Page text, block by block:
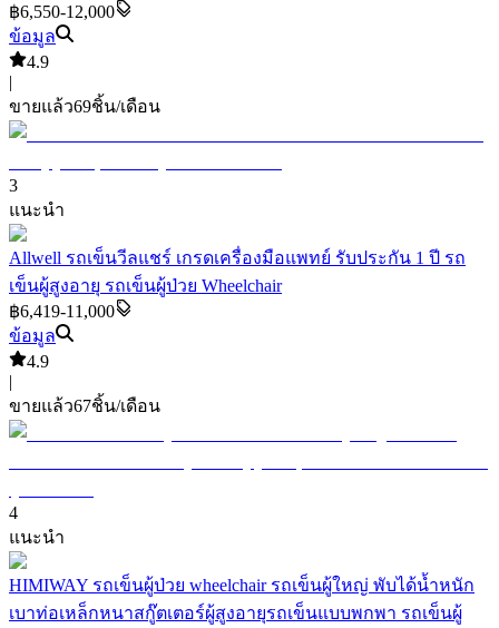
฿6,550-12,000
ข้อมูล
4.9
|
ขายแล้ว69ชิ้น/เดือน
3
แนะนำ
Allwell รถเข็นวีลแชร์ เกรดเครื่องมือแพทย์ รับประกัน 1 ปี รถ
เข็นผู้สูงอายุ รถเข็นผู้ป่วย Wheelchair
฿6,419-11,000
ข้อมูล
4.9
|
ขายแล้ว67ชิ้น/เดือน
4
แนะนำ
HIMIWAY รถเข็นผู้ป่วย wheelchair รถเข็นผู้ใหญ่ พับได้น้ำหนัก
เบาท่อเหล็กหนาสกู๊ตเตอร์ผู้สูงอายุรถเข็นแบบพกพา รถเข็นผู้